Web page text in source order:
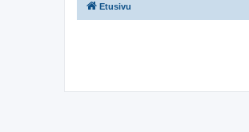
Etusivu